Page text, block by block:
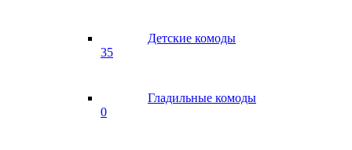
Детские комоды
35
Гладильные комоды
0